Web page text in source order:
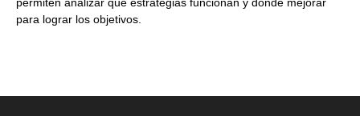
permiten analizar qué estrategias funcionan y dónde mejorar
para lograr los objetivos.